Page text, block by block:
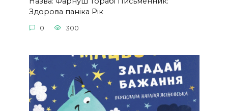
Здорова паніка Рік
0 300